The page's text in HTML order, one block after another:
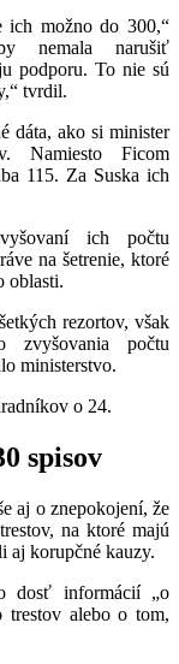
ich možno do 300,“
nemala narušiť
podporu. To nie sú
tvrdil.
dáta, ako si minister
Namiesto Ficom
115. Za Suska ich
ich počtu
na šetrenie, ktoré
oblasti.
rezortov, však
zvyšovania počtu
ministerstvo.
o 24.
spisov
aj o znepokojení, že
na ktoré majú
aj korupčné kauzy.
dosť informácií „o
trestov alebo o tom,